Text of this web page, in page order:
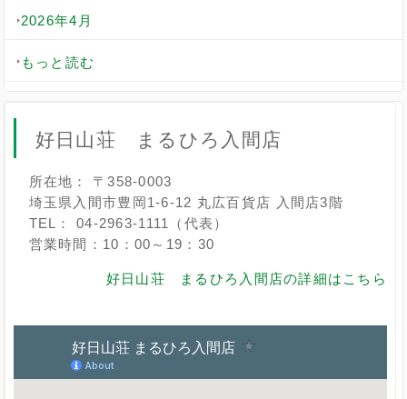
2026年4月
もっと読む
好日山荘 まるひろ入間店
所在地： 〒358-0003
埼玉県入間市豊岡1-6-12 丸広百貨店 入間店3階
TEL： 04-2963-1111（代表）
営業時間：10：00～19：30
好日山荘 まるひろ入間店の詳細はこちら